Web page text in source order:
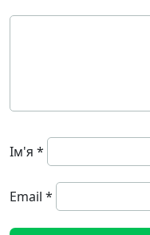
Ім'я *
Email *